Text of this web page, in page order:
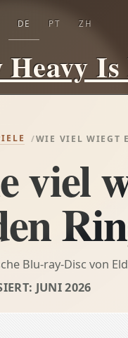
Heavy
DE PT ZH
WIE VIEL WIEGT
viel
Blu-ray-Disc von
JUNI 2026